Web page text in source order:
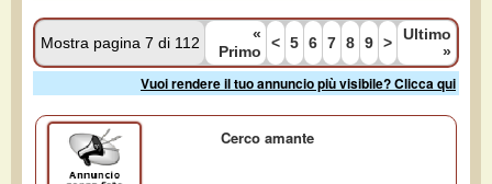
Mostra pagina 7 di 112
«
Primo
< 5 6 7 8 9 >
Ultimo
»
Vuoi rendere il tuo annuncio più visibile? Clicca qui
Cerco amante